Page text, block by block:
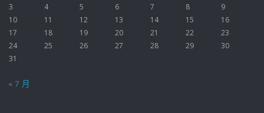
3
4 5 6 7 8
9
10
11 12 13 14 15
16
17
18 19 20 21 22
23
24
25 26 27 28 29
30
31
« 7 月